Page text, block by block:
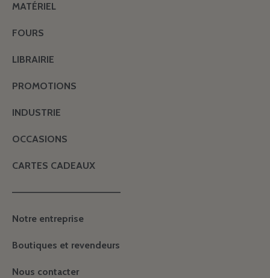
MATÉRIEL
FOURS
LIBRAIRIE
PROMOTIONS
INDUSTRIE
OCCASIONS
CARTES CADEAUX
———————————————
Notre entreprise
Boutiques et revendeurs
Nous contacter